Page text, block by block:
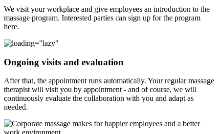
We visit your workplace and give employees an introduction to the
massage program. Interested parties can sign up for the program
here.
Ongoing visits and evaluation
After that, the appointment runs automatically. Your regular massage
therapist will visit you by appointment - and of course, we will
continuously evaluate the collaboration with you and adapt as
needed.